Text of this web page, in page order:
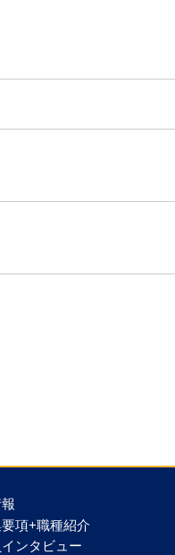
項+職種紹介
ンタビュー